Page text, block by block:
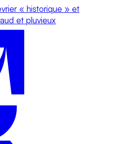
« historique » et
et pluvieux